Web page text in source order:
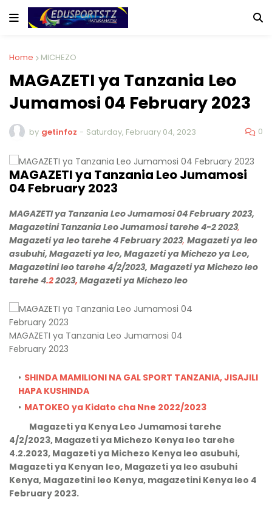
Home MICHEZO
MAGAZETI ya Tanzania Leo
Jumamosi 04 February 2023
by getinfoz - Saturday, February 04, 2023 0
MAGAZETI ya Tanzania Leo Jumamosi
04 February 2023
MAGAZETI ya Tanzania Leo Jumamosi 04 February 2023,
Magazetini Tanzania Leo Jumamosi tarehe 4-2 2023,
Magazeti ya leo tarehe 4 February 2023, Magazeti ya leo
asubuhi, Magazeti ya leo, Magazeti ya Michezo ya Leo,
Magazetini leo tarehe 4/2/2023, Magazeti ya Michezo leo
tarehe 4.22023, Magazeti ya Michezo leo
MAGAZETI ya Tanzania Leo Jumamosi 04
February 2023
SHINDA MAMILIONI NA GAL SPORT TANZANIA, JISAJILI
HAPA KUSHINDA
MATOKEO ya Kidato cha Nne 2022/2023
Magazeti ya Kenya Leo Jumamosi tarehe
4/2/2023, Magazeti ya Michezo Kenya leo tarehe
4.2.2023, Magazeti ya Michezo Kenya leo asubuhi,
Magazeti ya Kenyan leo, Magazeti ya leo asubuhi
Kenya, Magazetini leo Kenya, magazetini Kenya leo 4
February 2023.